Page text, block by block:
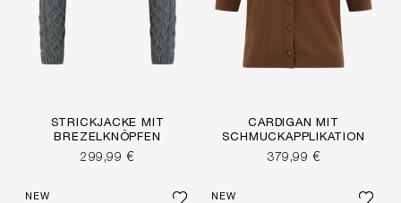
STRICKJACKE MIT
BREZELKNÖPFEN
299,99 €
CARDIGAN MIT
SCHMUCKAPPLIKATION
379,99 €
NEW NEW